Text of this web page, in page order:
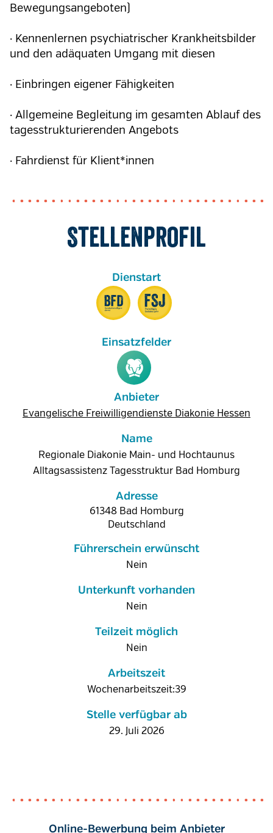
Bewegungsangeboten)
· Kennenlernen psychiatrischer Krankheitsbilder
und den adäquaten Umgang mit diesen
· Einbringen eigener Fähigkeiten
· Allgemeine Begleitung im gesamten Ablauf des
tagesstrukturierenden Angebots
· Fahrdienst für Klient*innen
Stellenprofil
Anbieter
Evangelische Freiwilligendienste Diakonie Hessen
Name
Regionale Diakonie Main- und Hochtaunus
Alltagsassistenz Tagesstruktur Bad Homburg
Adresse
61348 Bad Homburg
Deutschland
Führerschein erwünscht
Nein
Unterkunft vorhanden
Nein
Teilzeit möglich
Nein
Arbeitszeit
Wochenarbeitszeit:39
Stelle verfügbar ab
29. Juli 2026
Online-Bewerbung beim Anbieter